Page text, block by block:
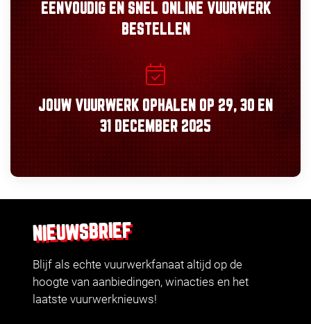
EENVOUDIGEN SNEL ONLINE VUURWERK
BESTELLEN
JOUW VUURWERK OPHALEN OP 29, 30 EN
31 DECEMBER 2025
NIEUWSBRIEF
Blijf als echte vuurwerkfanaat altijd op de
hoogte van aanbiedingen, winacties en het
laatste vuurwerknieuws!